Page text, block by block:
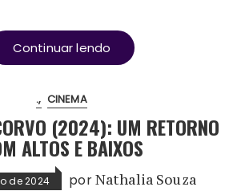
Continuar lendo
. CINEMA
(2024): UM RETORNO
ALTOS E BAIXOS
de 2024 porNathalia Souza